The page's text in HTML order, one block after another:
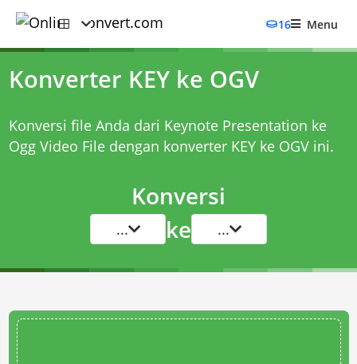
16 Menu
Konverter KEY ke OGV
Konversi file Anda dari Keynote Presentation ke
Ogg Video File dengan konverter KEY ke OGVini.
Konversi
... ke ...